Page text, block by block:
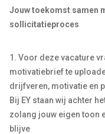
Jouw toekomst samen
sollicitatieproces
1. Voor deze vacature
motivatiebrief te
drijfveren, motivatie en
Bij EY staan wij achter
zolang jouw eigen toon
blijve